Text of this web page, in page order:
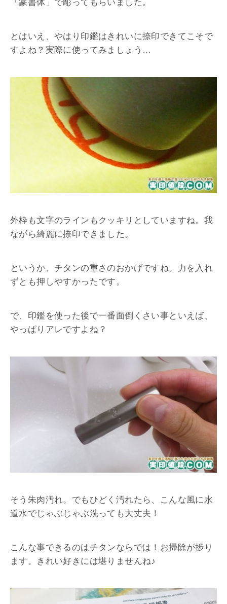
「篆書体」で彫ってもらいました。
とはいえ、やはり印鑑はきれいに捺印できてこそで
すよね？実際に使ってみましょう…
外枠も文字のラインもクッキリとしていますね。我
ながら綺麗に捺印できました。
というか、チタンの重さのおかげですね。力を入れ
ずとも押しやすかったです。
で、印鑑を使った後で一番面倒くさい事といえば、
やっぱりアレですよね？
そう朱肉汚れ。でもひどく汚れたら、こんな風に水
道水でじゃぶじゃぶ洗っても大丈夫！
こんな事できるのはチタンならでは！お掃除が捗り
ます。きれい好きには堪りませんね♪